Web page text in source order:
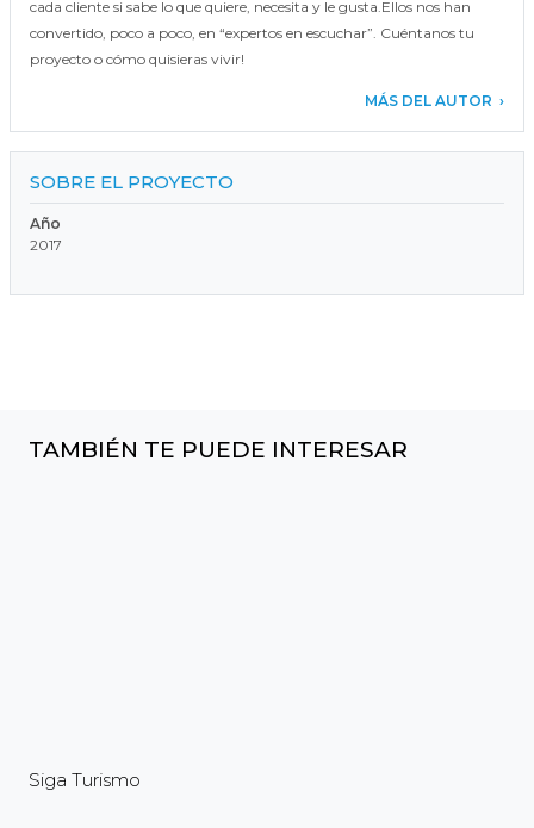
cada cliente si sabe lo que quiere, necesita y le gusta.Ellos nos han
convertido, poco a poco, en “expertos en escuchar”. Cuéntanos tu
proyecto o cómo quisieras vivir!
MÁS DEL AUTOR
SOBRE EL PROYECTO
Año
2017
TAMBIÉN TE PUEDE INTERESAR
Siga Turismo